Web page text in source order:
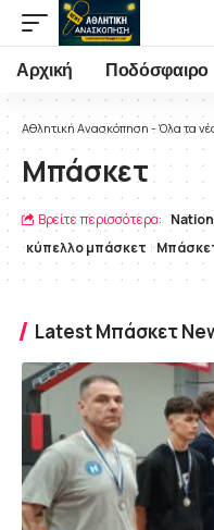
Αρχική Ποδόσφαιρο
Αθλητική Ανασκόπηση - Όλα τα
Μπάσκετ
Βρείτε περισσότερα:
κύπελλο μπάσκετ
Latest Μπάσκετ